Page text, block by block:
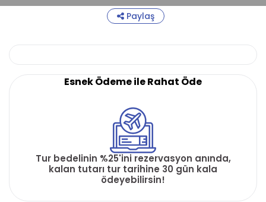
Paylaş
Esnek Ödeme ile Rahat Öde
Tur bedelinin %25'ini rezervasyon anında,
kalan tutarı tur tarihine 30 gün kala
ödeyebilirsin!